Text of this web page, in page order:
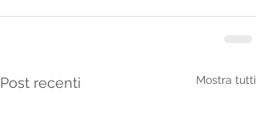
Post recenti Mostra tutti